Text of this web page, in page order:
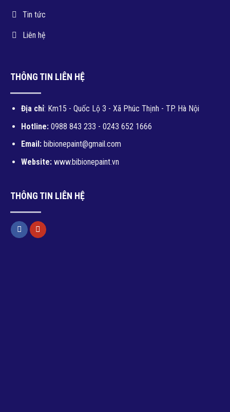
Tin tức
Liên hệ
THÔNG TIN LIÊN HỆ
Địa chỉ: Km15 - Quốc Lộ 3 - Xã Phúc Thịnh - TP. Hà Nội
Hotline: 0988 843 233 - 0243 652 1666
Email:bibionepaint@gmail.com
Website:www.bibionepaint.vn
THÔNG TIN LIÊN HỆ